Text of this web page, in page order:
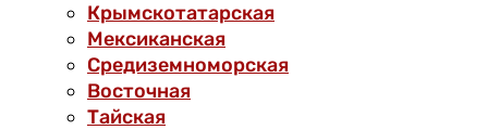
Крымскотатарская
Мексиканская
Средиземноморская
Восточная
Тайская